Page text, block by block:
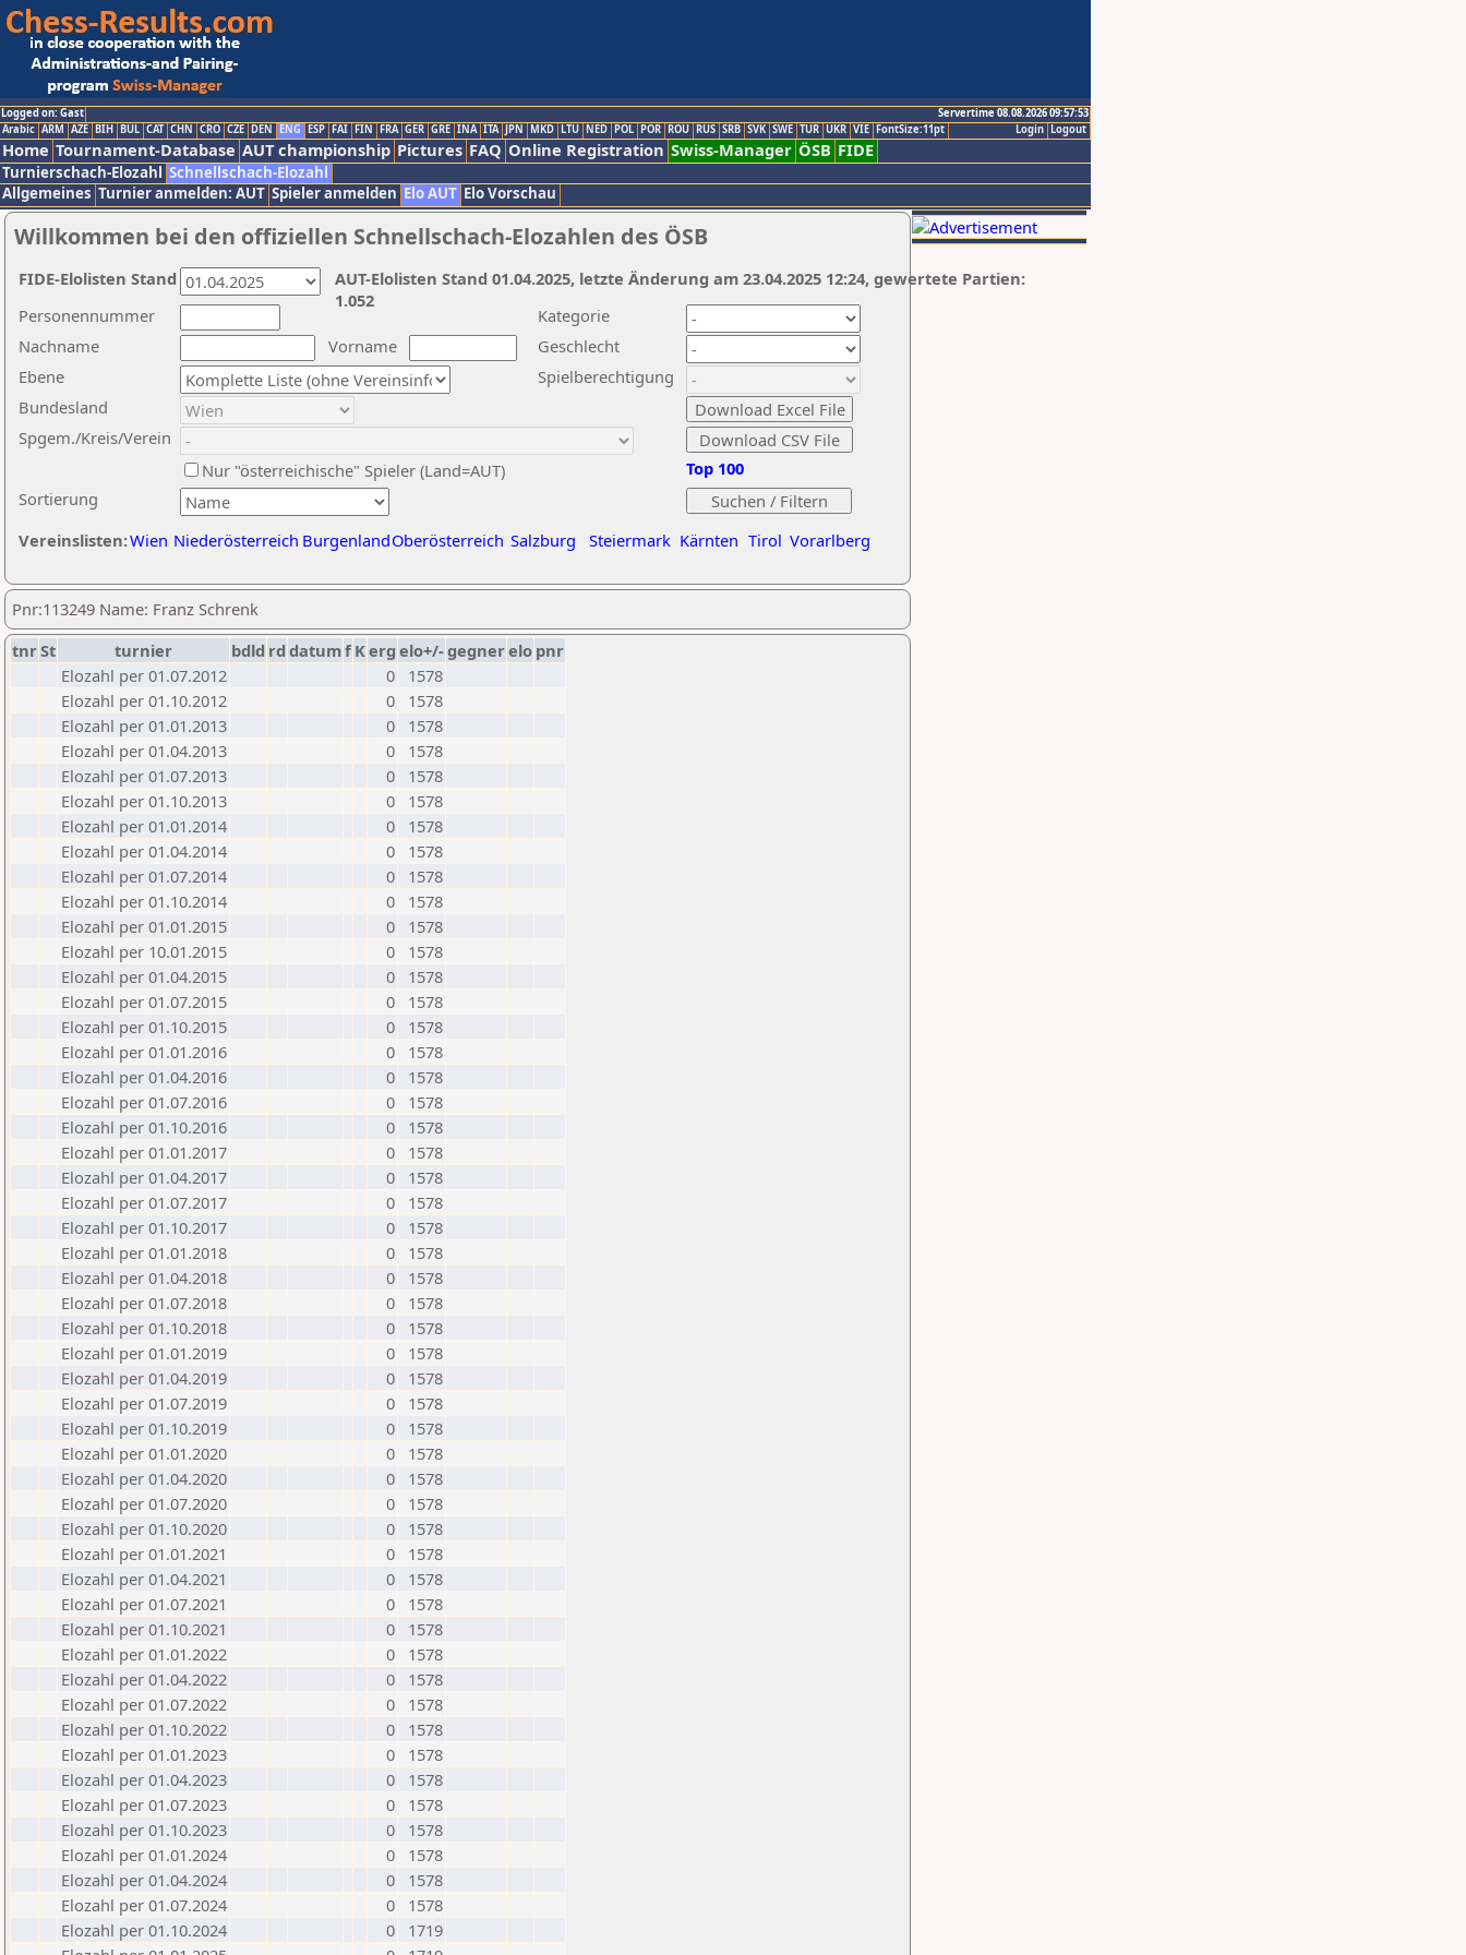
Logged on: Gast
Servertime 08.08.2026 09:57:53
Logout
Login
Arabic ARM AZE BIH BUL CAT CHN CRO CZE DEN ENG ESP FAI FIN FRA GER GRE INA ITA JPN MKD LTU NED POL POR ROU RUS SRB SVK SWE TUR UKR VIE FontSize:11pt
Home Tournament-Database AUT championship Pictures FAQ Online Registration Swiss-Manager ÖSB FIDE
Turnierschach-Elozahl Schnellschach-Elozahl
Allgemeines Turnier anmelden: AUT Spieler anmelden Elo AUT Elo Vorschau
Willkommen bei den offiziellen Schnellschach-Elozahlen des ÖSB
Nachname
Vorname
Ebene
Kategorie
Sortierung
Personennummer
Bundesland
Spgem./Kreis/Verein
Geschlecht
Nur "österreichische" Spieler (Land=AUT)
Spielberechtigung
Vereinslisten:Wien Niederösterreich BurgenlandOberösterreich Salzburg Steiermark Kärnten Tirol Vorarlberg
Top 100
AUT-Elolisten Stand 01.04.2025, letzte Änderung am 23.04.2025 12:24, gewertete Partien:
1.052
FIDE-Elolisten Stand
Pnr:113249 Name: Franz Schrenk
tnrSt turnier bdld rd datumf Kerg elo+/-gegnerelo pnr
Elozahl per 01.07.2012
0
1578
Elozahl per 01.10.2012
0
1578
Elozahl per 01.01.2013
0
1578
Elozahl per 01.04.2013
0
1578
Elozahl per 01.07.2013
0
1578
Elozahl per 01.10.2013
0
1578
Elozahl per 01.01.2014
0
1578
Elozahl per 01.04.2014
0
1578
Elozahl per 01.07.2014
0
1578
Elozahl per 01.10.2014
0
1578
Elozahl per 01.01.2015
0
1578
Elozahl per 10.01.2015
0
1578
Elozahl per 01.04.2015
0
1578
Elozahl per 01.07.2015
0
1578
Elozahl per 01.10.2015
0
1578
Elozahl per 01.01.2016
0
1578
Elozahl per 01.04.2016
0
1578
Elozahl per 01.07.2016
0
1578
Elozahl per 01.10.2016
0
1578
Elozahl per 01.01.2017
0
1578
Elozahl per 01.04.2017
0
1578
Elozahl per 01.07.2017
0
1578
Elozahl per 01.10.2017
0
1578
Elozahl per 01.01.2018
0
1578
Elozahl per 01.04.2018
0
1578
Elozahl per 01.07.2018
0
1578
Elozahl per 01.10.2018
0
1578
Elozahl per 01.01.2019
0
1578
Elozahl per 01.04.2019
0
1578
Elozahl per 01.07.2019
0
1578
Elozahl per 01.10.2019
0
1578
Elozahl per 01.01.2020
0
1578
Elozahl per 01.04.2020
0
1578
Elozahl per 01.07.2020
0
1578
Elozahl per 01.10.2020
0
1578
Elozahl per 01.01.2021
0
1578
Elozahl per 01.04.2021
0
1578
Elozahl per 01.07.2021
0
1578
Elozahl per 01.10.2021
0
1578
Elozahl per 01.01.2022
0
1578
Elozahl per 01.04.2022
0
1578
Elozahl per 01.07.2022
0
1578
Elozahl per 01.10.2022
0
1578
Elozahl per 01.01.2023
0
1578
Elozahl per 01.04.2023
0
1578
Elozahl per 01.07.2023
0
1578
Elozahl per 01.10.2023
0
1578
Elozahl per 01.01.2024
0
1578
Elozahl per 01.04.2024
0
1578
Elozahl per 01.07.2024
0
1578
Elozahl per 01.10.2024
0
1719